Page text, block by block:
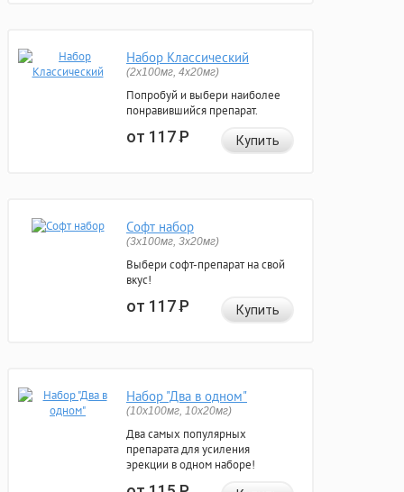
Набор Классический
(2x100мг, 4x20мг)
Попробуй и выбери наиболее
понравившийся препарат.
от 117Р Купить
Софт набор
(3x100мг, 3x20мг)
Выбери софт-препарат на свой
вкус!
от 117Р Купить
Набор "Два в одном"
(10x100мг, 10x20мг)
Два самых популярных
препарата для усиления
эрекции в одном наборе!